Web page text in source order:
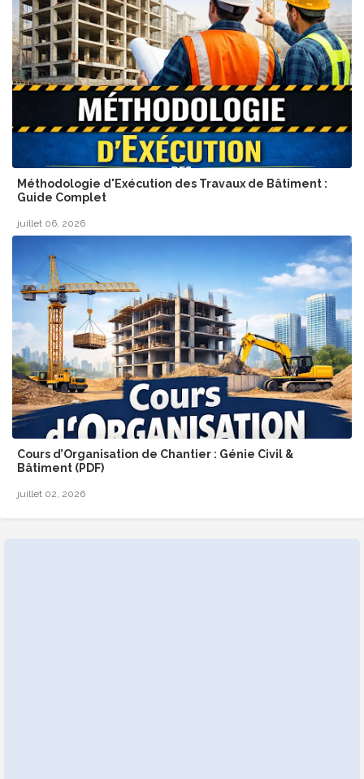
Méthodologie d'Exécution des Travaux de Bâtiment :
Guide Complet
juillet 06, 2026
Cours d’Organisation de Chantier : Génie Civil &
Bâtiment (PDF)
juillet 02, 2026